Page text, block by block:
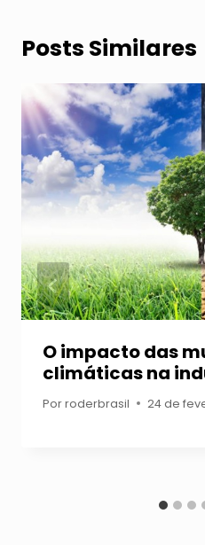
Posts Similares
O impacto das
climáticas na
Porroderbrasil 24 de